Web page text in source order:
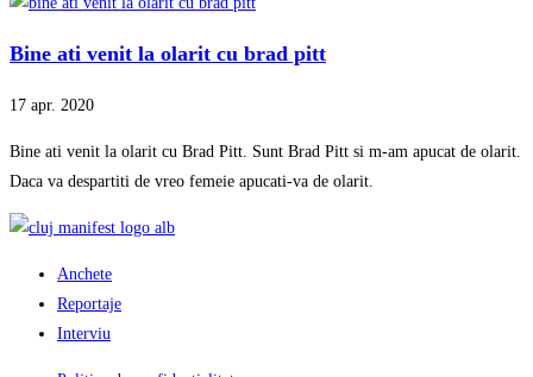
Bine ati venit la olarit cu brad pitt
17 apr. 2020
Bine ati venit la olarit cu Brad Pitt. Sunt Brad Pitt si m-am apucat de olarit.
Daca va despartiti de vreo femeie apucati-va de olarit.
Anchete
Reportaje
Interviu